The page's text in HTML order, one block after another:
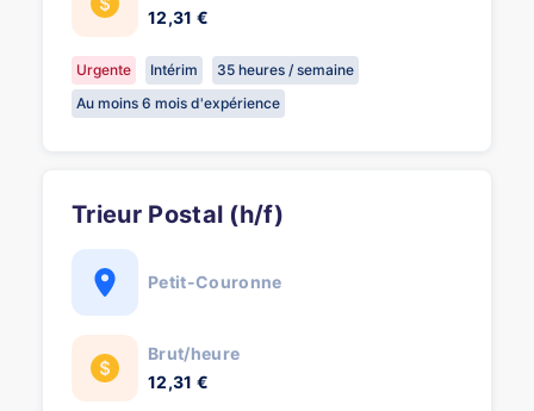
12,31 €
Urgente Intérim
35 heures / semaine
Au moins 6 mois d'expérience
Trieur Postal (h/f)
Petit-Couronne
Brut/heure
12,31 €